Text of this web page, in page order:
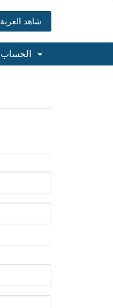
شاهد العربة